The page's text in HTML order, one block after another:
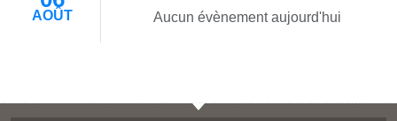
AOÛT Aucun évènement aujourd'hui